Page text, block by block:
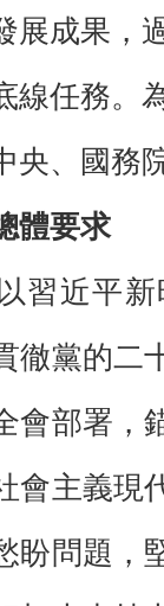
展成果，
線任務。
央、國務
體要求
近平新
徹黨的二
會部署，
會主義現
盼問題，